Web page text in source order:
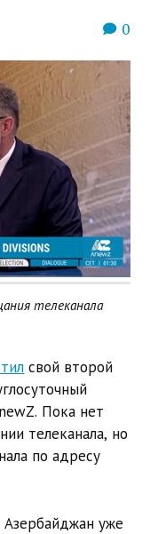
0
телеканала
свой второй
Пока нет
телеканала, но
по адресу
уже